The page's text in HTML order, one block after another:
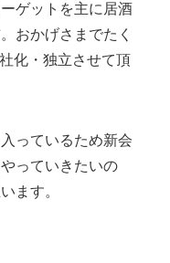
ゲットを主に居酒
おかげさまでたく
化・独立させて頂
っているため新会
っていきたいの
ます。